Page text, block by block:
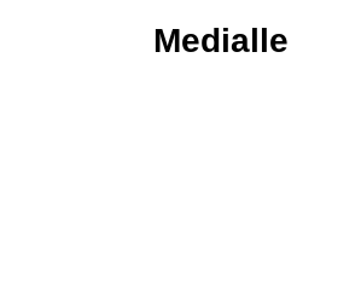
Medialle